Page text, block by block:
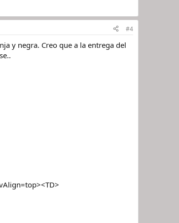
#4
y negra. Creo que a la entrega del